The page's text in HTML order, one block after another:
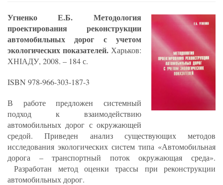
Угненко Е.Б. Методология
проектирования реконструкции
автомобильных дорог с учетом
экологических показателей. Харьков:
ХНІАДУ, 2008. – 184 с.
ISBN 978-966-303-187-3
В работе предложен системный
подход к взаимодействию
автомобильных дорог с окружающей
средой. Приведен анализ существующих методов
исследования экологических систем типа «Автомобильная
дорога – транспортный поток окружающая среда».
Разработан метод оценки трассы при реконструкции
автомобильных дорог.